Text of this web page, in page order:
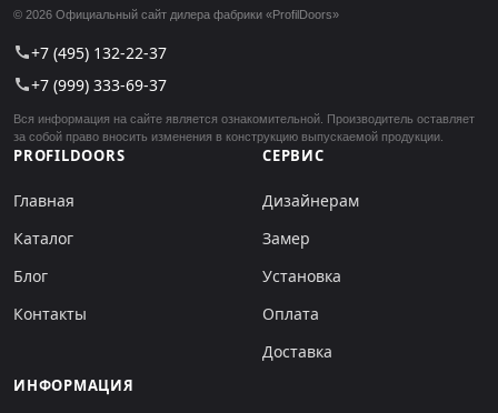
© 2026 Официальный сайт дилера фабрики «ProfilDoors»
call+7 (495) 132-22-37
call+7 (999) 333-69-37
Вся информация на сайте является ознакомительной. Производитель оставляет
за собой право вносить изменения в конструкцию выпускаемой продукции.
PROFILDOORS
Главная
Каталог
Блог
Контакты
СЕРВИС
Дизайнерам
Замер
Установка
Оплата
Доставка
ИНФОРМАЦИЯ